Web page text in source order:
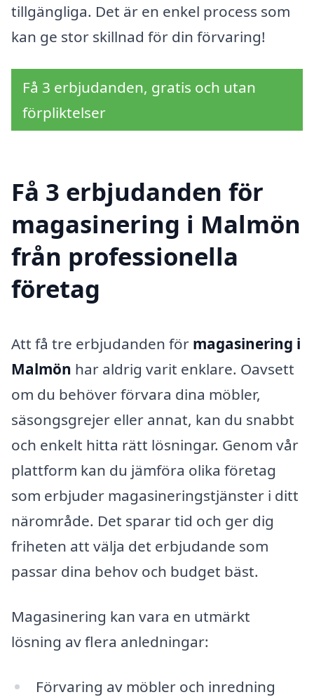
tillgängliga. Det är en enkel process som
kan ge stor skillnad för din förvaring!
Få 3 erbjudanden, gratis och utan
förpliktelser
Få 3 erbjudanden för
magasinering i Malmön
från professionella
företag
Att få tre erbjudanden för magasinering i
Malmön har aldrig varit enklare. Oavsett
om du behöver förvara dina möbler,
säsongsgrejer eller annat, kan du snabbt
och enkelt hitta rätt lösningar. Genom vår
plattform kan du jämföra olika företag
som erbjuder magasineringstjänster i ditt
närområde. Det sparar tid och ger dig
friheten att välja det erbjudande som
passar dina behov och budget bäst.
Magasinering kan vara en utmärkt
lösning av flera anledningar:
Förvaring av möbler och inredning